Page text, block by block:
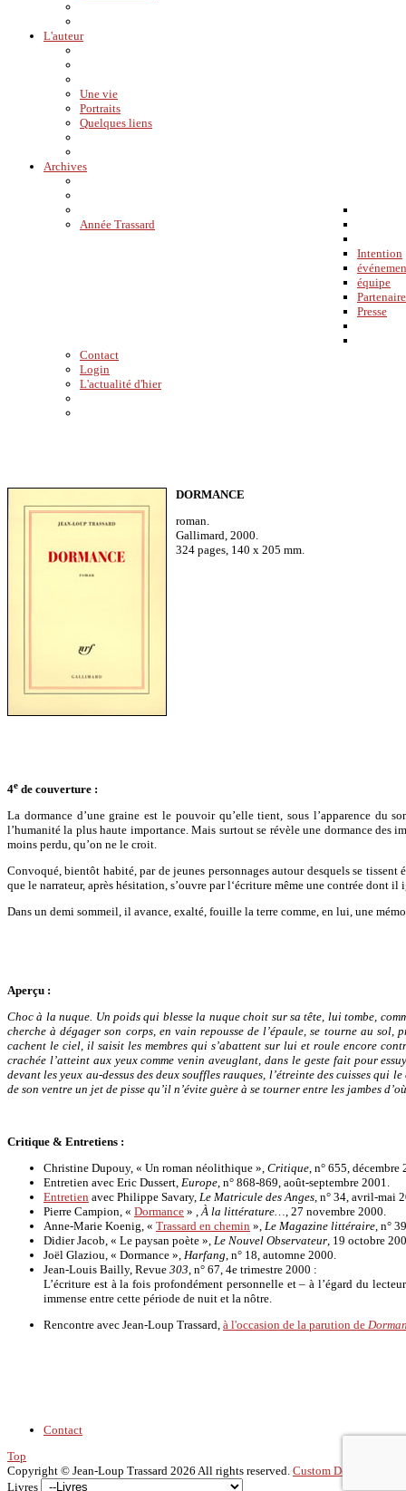
L'auteur
Une vie
Portraits
Quelques liens
Archives
Année Trassard
Intention
équipe
Presse
Contact
Login
L'actualité d'hier
DORMANCE
roman.
Gallimard, 2000.
324 pages, 140 x 205 mm.
4e de couverture :
La dormance d’une graine est le pouvoir qu’elle tient, sous l’apparence du
l’humanité la plus haute importance. Mais surtout se révèle une dormance des
moins perdu, qu’on ne le croit.
Convoqué, bientôt habité, par de jeunes personnages autour desquels se tissent
que le narrateur, après hésitation, s’ouvre par l‘écriture même une contrée dont
Dans un demi sommeil, il avance, exalté, fouille la terre comme, en lui, une
Aperçu :
Choc à la nuque. Un poids qui blesse la nuque choit sur sa tête, lui tombe,
cherche à dégager son corps, en vain repousse de l’épaule, se tourne au
cachent le ciel, il saisit les membres qui s’abattent sur lui et roule encore
crachée l’atteint aux yeux comme venin aveuglant, dans le geste fait pour
devant les yeux au-dessus des deux souffles rauques, l’étreinte des cuisses
de son ventre un jet de pisse qu’il n’évite guère à se tourner entre les jambes
Critique & Entretiens :
Christine Dupouy, « Un roman néolithique », Critique, n° 655, décembre
Entretien avec Eric Dussert, Europe, n° 868-869, août-septembre 2001.
Entretien avec Philippe Savary, Le Matricule des Anges, n° 34, avril-mai
Pierre Campion, « Dormance » ,À la littérature…, 27 novembre 2000.
Anne-Marie Koenig, « Trassard en chemin », Le Magazine littéraire, n°
Didier Jacob, « Le paysan poète », Le Nouvel Observateur, 19 octobre
Joël Glaziou, « Dormance », Harfang, n° 18, automne 2000.
Jean-Louis Bailly, Revue 303, n° 67, 4e trimestre 2000 :
L’écriture est à la fois profondément personnelle et – à l’égard du
immense entre cette période de nuit et la nôtre.
Rencontre avec Jean-Loup Trassard, à l'occasion de la parution de
Contact
Top
Copyright © Jean-Loup Trassard 2026 All rights reserved. Custom Design by
Livres